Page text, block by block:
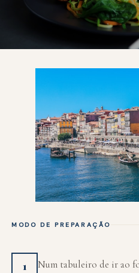
MODO DE PREPARAÇÃO
1
Num tabuleiro de ir ao